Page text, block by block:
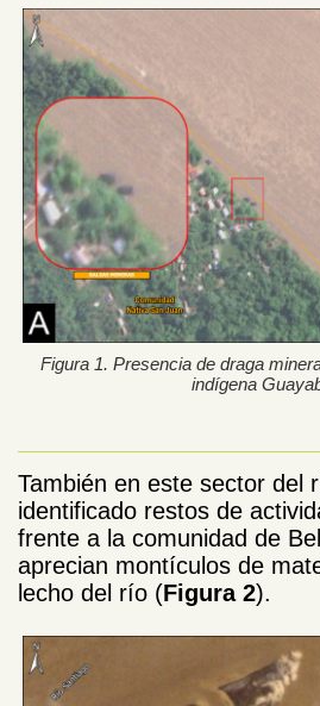
Figura 1. Presencia de draga
indígena
También en este sector del
identificado restos de
frente a la comunidad de
aprecian montículos de
lecho del río (Figura 2).